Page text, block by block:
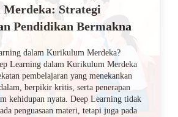
Strategi
Pendidikan Bermakna
dalam Kurikulum Merdeka?
Learning dalam Kurikulum Merdeka
pembelajaran yang menekankan
berpikir kritis, serta penerapan
kehidupan nyata. Deep Learning tidak
penguasaan materi, tetapi juga pada